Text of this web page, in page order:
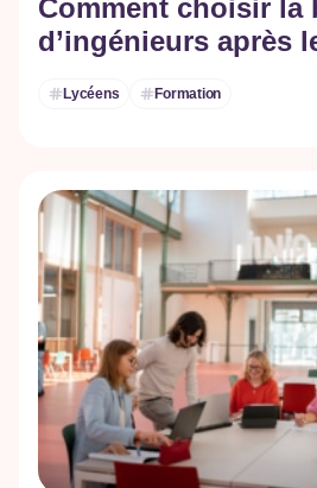
Comment choisir la
d’ingénieurs après
Lycéens Formation